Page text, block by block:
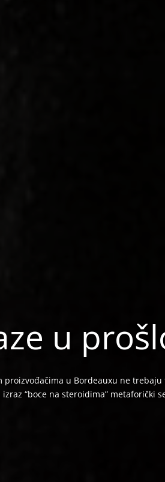
u
proizvođačima u Bordeauxu ne
“boce na steroidima” metaforički